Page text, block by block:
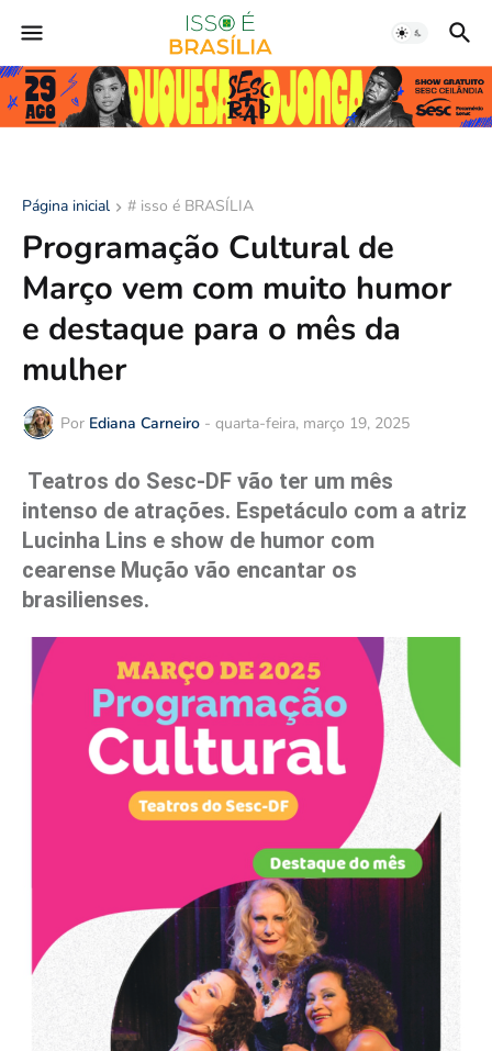
Página inicial # isso é BRASÍLIA
Programação Cultural de
Março vem com muito humor
e destaque para o mês da
mulher
Por Ediana Carneiro - quarta-feira, março 19, 2025
Teatros do Sesc-DF vão ter um mês
intenso de atrações. Espetáculo com a atriz
Lucinha Lins e show de humor com
cearense Mução vão encantar os
brasilienses.